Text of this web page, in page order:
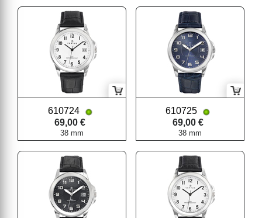
610724
69,00 €
38 mm
610725
69,00 €
38 mm